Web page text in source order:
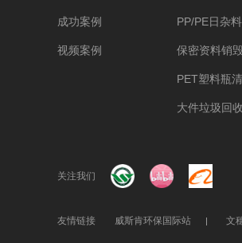
成功案例
视频案例
PP/PE日杂
保密资料销
PET塑料瓶
大件垃圾回
关注我们
友情链接 威斯肯环保国际站 文